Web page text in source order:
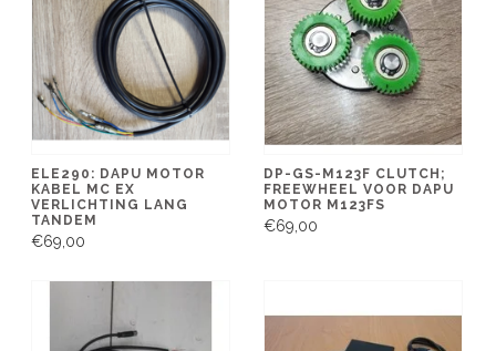
ELE290: DAPU MOTOR
KABEL MC EX
VERLICHTING LANG
TANDEM
€69,00
DP-GS-M123F CLUTCH;
FREEWHEEL VOOR DAPU
MOTOR M123FS
€69,00